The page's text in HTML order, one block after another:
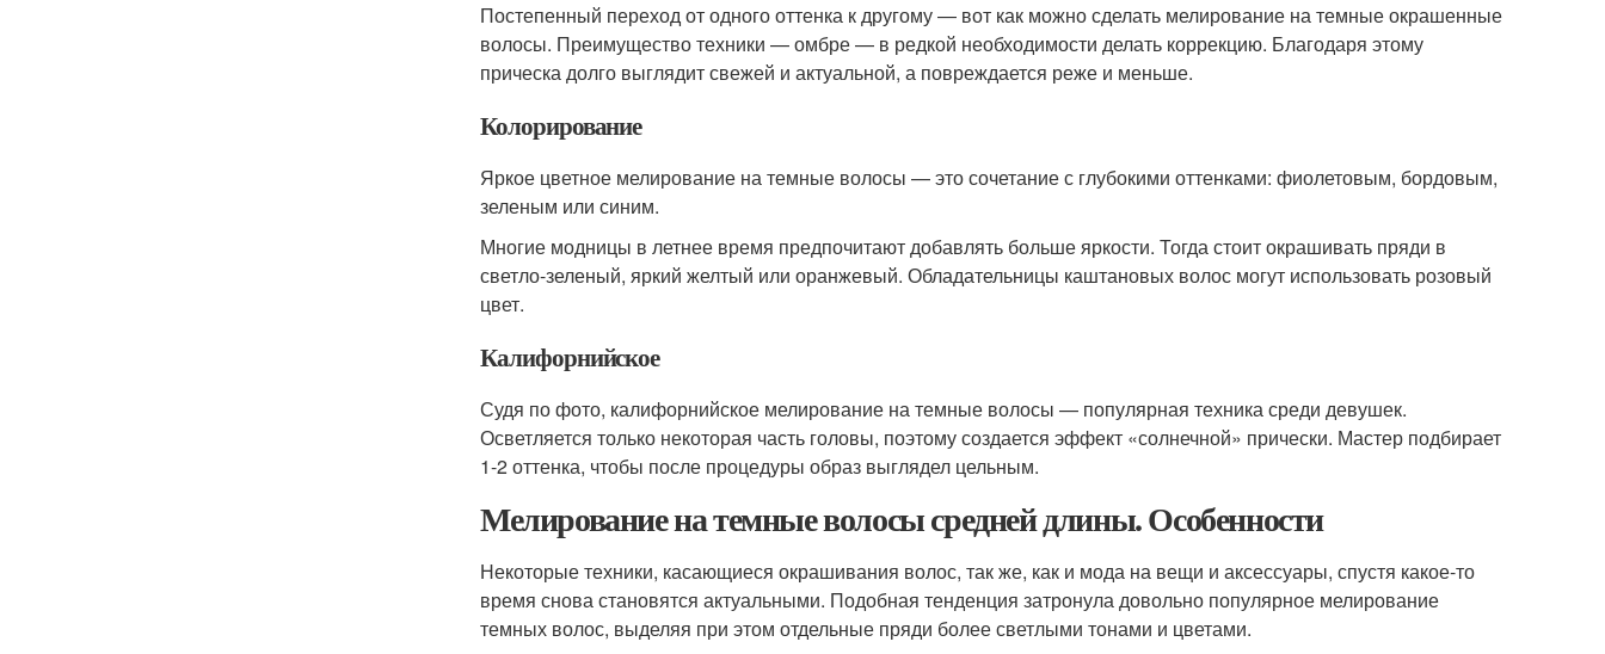
Постепенный переход от одного оттенка к другому — вот как можно сделать мелирование на темные окрашенные
волосы. Преимущество техники — омбре — в редкой необходимости делать коррекцию. Благодаря этому
прическа долго выглядит свежей и актуальной, а повреждается реже и меньше.
Колорирование
Яркое цветное мелирование на темные волосы — это сочетание с глубокими оттенками: фиолетовым, бордовым,
зеленым или синим.
Многие модницы в летнее время предпочитают добавлять больше яркости. Тогда стоит окрашивать пряди в
светло-зеленый, яркий желтый или оранжевый. Обладательницы каштановых волос могут использовать розовый
цвет.
Калифорнийское
Судя по фото, калифорнийское мелирование на темные волосы — популярная техника среди девушек.
Осветляется только некоторая часть головы, поэтому создается эффект «солнечной» прически. Мастер подбирает
1-2 оттенка, чтобы после процедуры образ выглядел цельным.
Мелирование на темные волосы средней длины. Особенности
Некоторые техники, касающиеся окрашивания волос, так же, как и мода на вещи и аксессуары, спустя какое-то
время снова становятся актуальными. Подобная тенденция затронула довольно популярное мелирование
темных волос, выделяя при этом отдельные пряди более светлыми тонами и цветами.